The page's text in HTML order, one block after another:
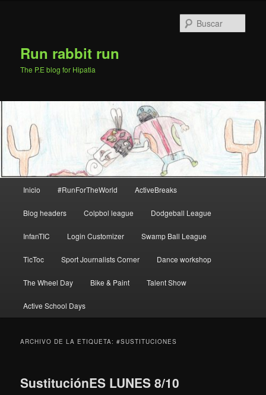
Run rabbit run
The P.E blog for Hipatia
principal
Inicio #RunForTheWorld ActiveBreaks
Blog headers Colpbol league Dodgeball League
InfanTIC Login Customizer Swamp Ball League
TicToc Sport Journalists Corner Dance workshop
The Wheel Day Bike & Paint Talent Show
Active School Days
ARCHIVO DE LA ETIQUETA:#SUSTITUCIONES
SustituciónES LUNES 8/10